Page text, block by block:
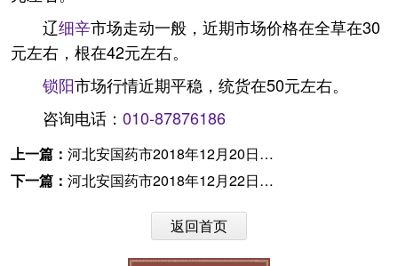
辽细辛市场走动一般，近期市场价格在全草在30
元左右，根在42元左右。
锁阳市场行情近期平稳，统货在50元左右。
咨询电话： 010-87876186
上一篇： 河北安国药市2018年12月20日快讯
下一篇： 河北安国药市2018年12月22日快讯
返回首页